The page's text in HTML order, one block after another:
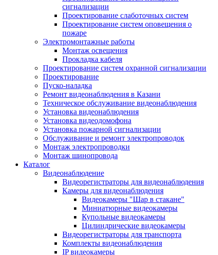
сигнализации
Проектирование слаботочных систем
Проектирование систем оповещения о
пожаре
Электромонтажные работы
Монтаж освещения
Прокладка кабеля
Проектирование систем охранной сигнализации
Проектирование
Пуско-наладка
Ремонт видеонаблюдения в Казани
Техническое обслуживание видеонаблюдения
Установка видеонаблюдения
Установка видеодомофона
Установка пожарной сигнализации
Обслуживание и ремонт электропроводок
Монтаж электропроводки
Монтаж шинопровода
Каталог
Видеонаблюдение
Видеорегистраторы для видеонаблюдения
Камеры для видеонаблюдения
Видеокамеры "Шар в стакане"
Миниатюрные видеокамеры
Купольные видеокамеры
Цилиндрические видеокамеры
Видеорегистраторы для транспорта
Комплекты видеонаблюдения
IP видеокамеры